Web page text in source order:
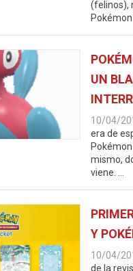
(felinos),
UN
10/04/
era de
mismo,
viene. …
Y
10/04/
de la